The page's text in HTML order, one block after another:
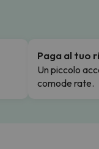
Paga al tuo
Un piccolo
comode rate.